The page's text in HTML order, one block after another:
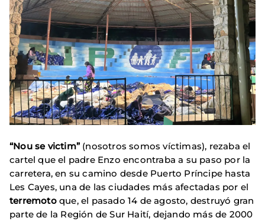
“Nou se victim” (nosotros somos víctimas), rezaba el
cartel que el padre Enzo encontraba a su paso por la
carretera, en su camino desde Puerto Príncipe hasta
Les Cayes, una de las ciudades más afectadas por el
terremotoque, el pasado 14 de agosto, destruyó gran
parte de la Región de Sur Haití, dejando más de 2000